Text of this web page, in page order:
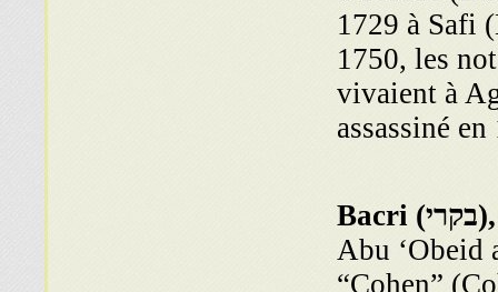
1729 à Safi
1750, les
vivaient à
assassiné
Bacri (בקרי),
Abu ‘Obeid
“Cohen”